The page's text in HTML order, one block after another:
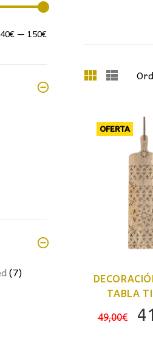
Precio
Precio
40€ — 150€
(7)
OFERTA
TABLA
49,00€
El